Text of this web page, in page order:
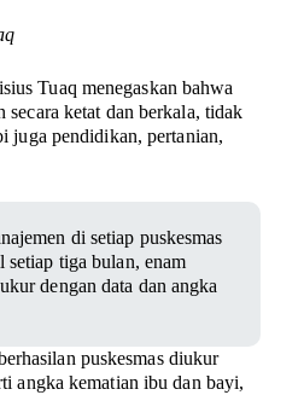
Tuaq menegaskan bahwa
ketat dan berkala, tidak
juga pendidikan, pertanian,
di setiap puskesmas
setiap tiga bulan, enam
dengan data dan angka
puskesmas diukur
angka kematian ibu dan bayi,